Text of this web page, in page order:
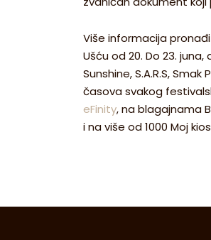
Više informacija
Ušću od 20. Do 23.
Sunshine, S.A.R.S,
časova svakog
eFinity, na blagajnama
i na više od 1000 Moj